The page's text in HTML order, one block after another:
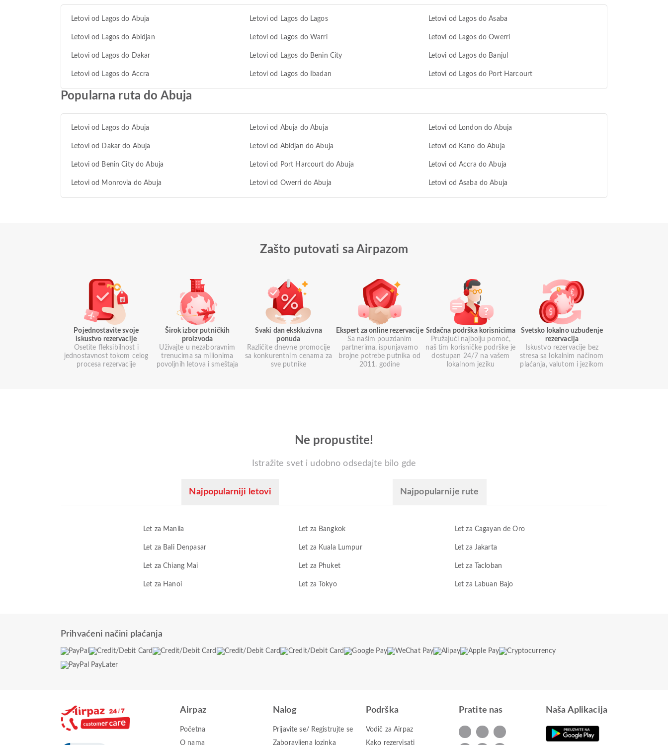
Letovi od Lagos do Abuja Letovi od Lagos do Lagos Letovi od Lagos do Asaba
Letovi od Lagos do Abidjan Letovi od Lagos do Warri Letovi od Lagos do Owerri
Letovi od Lagos do Dakar Letovi od Lagos do Benin City Letovi od Lagos do Banjul
Letovi od Lagos do Accra Letovi od Lagos do Ibadan Letovi od Lagos do Port Harcourt
Popularna ruta do Abuja
Letovi od Lagos do Abuja Letovi od Abuja do Abuja Letovi od London do Abuja
Letovi od Dakar do Abuja Letovi od Abidjan do Abuja Letovi od Kano do Abuja
Letovi od Benin City do Abuja Letovi od Port Harcourt do Abuja Letovi od Accra do Abuja
Letovi od Monrovia do Abuja Letovi od Owerri do Abuja Letovi od Asaba do Abuja
Zašto putovati sa Airpazom
Pojednostavite svoje
iskustvo rezervacije
Osetite fleksibilnost i
jednostavnost tokom celog
procesa rezervacije
Širok izbor putničkih
proizvoda
Uživajte u nezaboravnim
trenucima sa milionima
povoljnih letova i smeštaja
Svaki dan ekskluzivna
ponuda
Različite dnevne promocije
sa konkurentnim cenama za
sve putnike
Ekspert za online rezervacije
Sa našim pouzdanim
partnerima, ispunjavamo
brojne potrebe putnika od
2011. godine
Srdačna podrška korisnicima
Pružajući najbolju pomoć,
naš tim korisničke podrške je
dostupan 24/7 na vašem
lokalnom jeziku
Svetsko lokalno uzbuđenje
rezervacija
Iskustvo rezervacije bez
stresa sa lokalnim načinom
plaćanja, valutom i jezikom
Ne propustite!
Istražite svet i udobno odsedajte bilo gde
Najpopularniji letovi Najpopularnije rute
Let za Manila Let za Bangkok Let za Cagayan de Oro
Let za Bali Denpasar Let za Kuala Lumpur Let za Jakarta
Let za Chiang Mai Let za Phuket Let za Tacloban
Let za Hanoi Let za Tokyo Let za Labuan Bajo
Prihvaćeni načini plaćanja
Airpaz
Početna
O nama
Nalog
Prijavite se/ Registrujte se
Zaboravljena lozinka
Podrška
Vodič za Airpaz
Kako rezervisati
Pratite nas Naša Aplikacija